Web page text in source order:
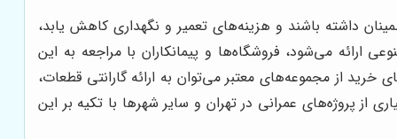
داشته باشند و هزینه‌های تعمیر و نگهداری کاهش یابد،
می‌شود، فروشگاه‌ها و پیمانکاران با مراجعه به این
خرید از مجموعه‌های معتبر می‌توان به ارائه گارانتی قطعات،
عمرانی در تهران و سایر شهرها با تکیه بر این